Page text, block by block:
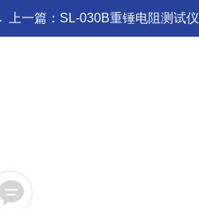
上一篇： SL-030B重锤电阻测试仪